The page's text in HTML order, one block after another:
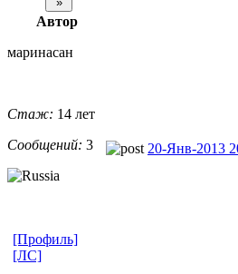
Автор
маринасан
Стаж: 14 лет
Сообщений: 3 20-Янв-2013
[Профиль]
[ЛС]